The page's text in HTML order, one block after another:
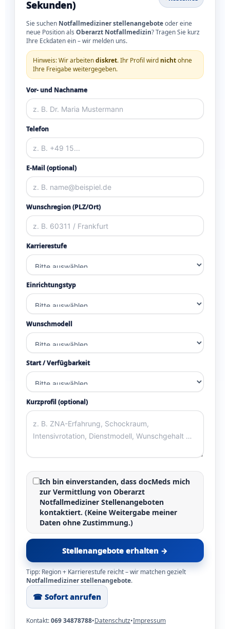
Sekunden)
Sie suchen Notfallmediziner stellenangeboteoder eine
neue Position als Oberarzt Notfallmedizin? Tragen Sie kurz
Ihre Eckdaten ein – wir melden uns.
Hinweis: Wir arbeitendiskret. Ihr Profil wird nichtohne
Ihre Freigabe weitergegeben.
Vor- und Nachname
Telefon
E-Mail (optional)
Wunschregion (PLZ/Ort)
Karrierestufe
Einrichtungstyp
Wunschmodell
Start / Verfügbarkeit
Kurzprofil (optional)
Ich bin einverstanden, dass docMeds mich
zur Vermittlung von Oberarzt
Notfallmediziner Stellenangeboten
kontaktiert. (Keine Weitergabe meiner
Daten ohne Zustimmung.)
Stellenangebote erhalten →
Tipp: Region + Karrierestufe reicht – wir matchen gezielt
Notfallmediziner stellenangebote.
☎︎ Sofort anrufen
Kontakt:069 34878788•Datenschutz•Impressum